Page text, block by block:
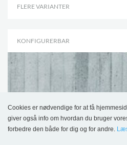
FLERE VARIANTER
KONFIGURERBAR
Cookies er nødvendige for at få
giver også info om hvordan du bruger
forbedre den både for dig og for andre.